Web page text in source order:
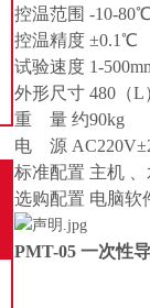
控温范围 -10-
控温精度 ±0.1℃
试验速度 1-
外形尺寸 480（L
重 量 约90kg
电 源
标准配置 主机
选购配置 电脑软
PMT-05 一次性